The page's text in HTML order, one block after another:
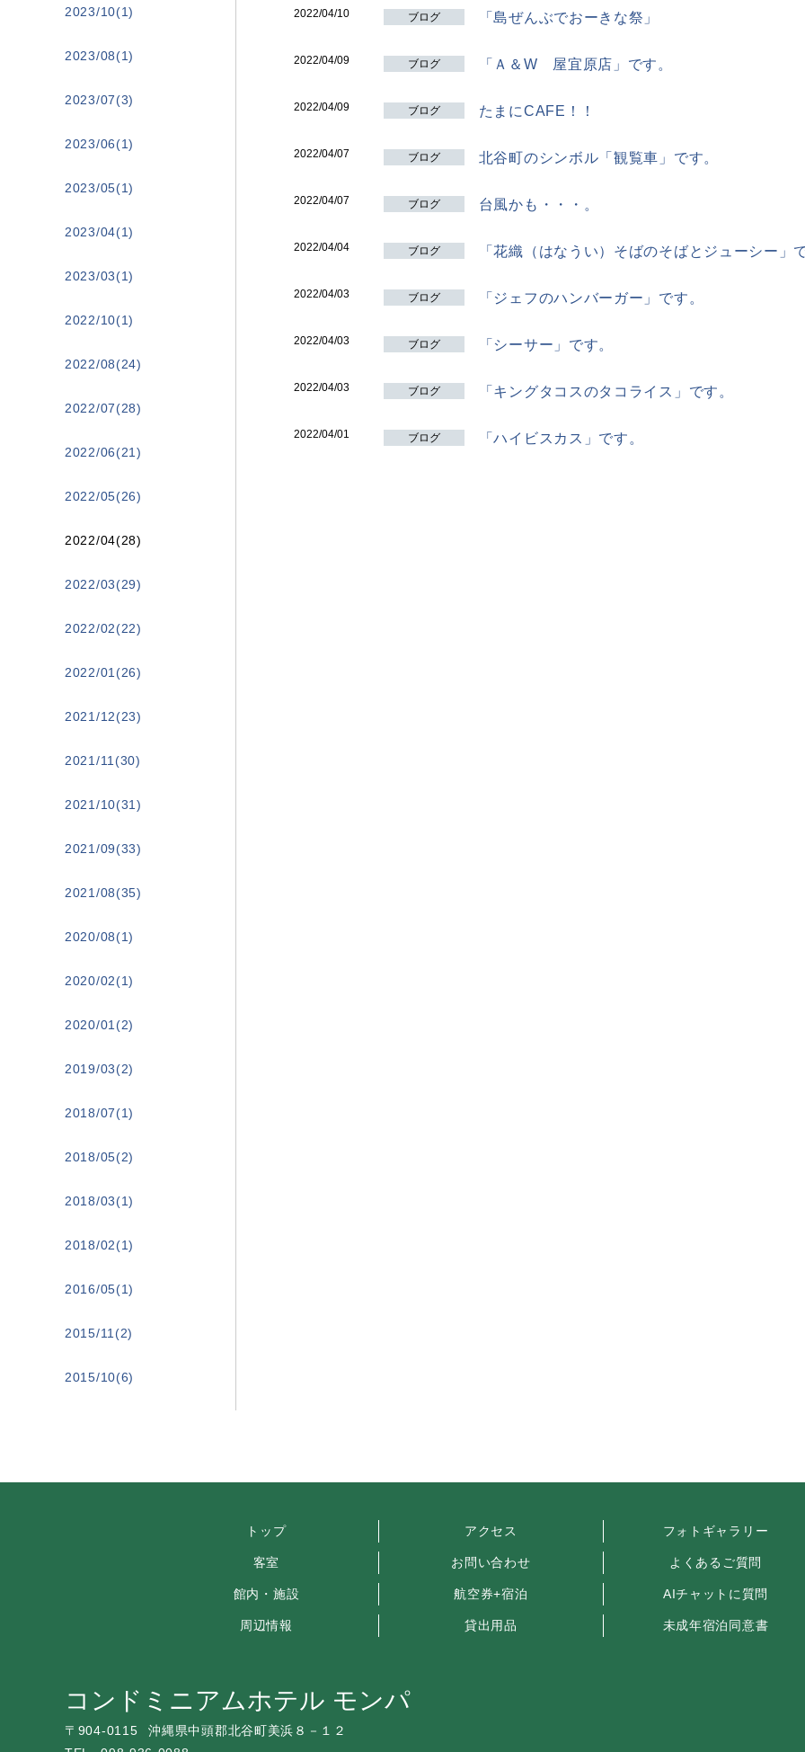
2023/10(1)
2023/08(1)
2023/07(3)
2023/06(1)
2023/05(1)
2023/04(1)
2023/03(1)
2022/10(1)
2022/08(24)
2022/07(28)
2022/06(21)
2022/05(26)
2022/04(28)
2022/03(29)
2022/02(22)
2022/01(26)
2021/12(23)
2021/11(30)
2021/10(31)
2021/09(33)
2021/08(35)
2020/08(1)
2020/02(1)
2020/01(2)
2019/03(2)
2018/07(1)
2018/05(2)
2018/03(1)
2018/02(1)
2016/05(1)
2015/11(2)
2015/10(6)
2022/04/10 ブログ 「島ぜんぶでおーきな祭」
2022/04/09 ブログ 「Ａ＆W 屋宜原店」です。
2022/04/09 ブログ たまにCAFE！！
2022/04/07 ブログ 北谷町のシンボル「観覧車」です。
2022/04/07 ブログ 台風かも・・・。
2022/04/04 ブログ 「花織（はなうい）そばのそばとジューシー」
2022/04/03 ブログ 「ジェフのハンバーガー」です。
2022/04/03 ブログ 「シーサー」です。
2022/04/03 ブログ 「キングタコスのタコライス」です。
2022/04/01 ブログ 「ハイビスカス」です。
トップ
客室
館内・施設
周辺情報
アクセス
お問い合わせ
航空券+宿泊
貸出用品
フォトギャラリー
よくあるご質問
AIチャットに質問
未成年宿泊同意書
コンドミニアムホテル モンパ
〒 904-0115
沖縄県中頭郡北谷町美浜８－１２